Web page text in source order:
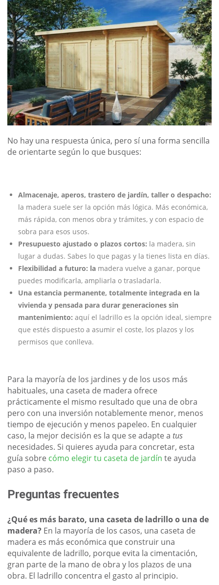
No hay una respuesta única, pero sí una forma sencilla
de orientarte según lo que busques:
Almacenaje, aperos, trastero de jardín, taller o despacho:
la madera suele ser la opción más lógica. Más económica,
más rápida, con menos obra y trámites, y con espacio de
sobra para esos usos.
Presupuesto ajustado o plazos cortos: la madera, sin
lugar a dudas. Sabes lo que pagas y la tienes lista en días.
Flexibilidad a futuro: la madera vuelve a ganar, porque
puedes modificarla, ampliarla o trasladarla.
Una estancia permanente, totalmente integrada en la
vivienda y pensada para durar generaciones sin
mantenimiento: aquí el ladrillo es la opción ideal, siempre
que estés dispuesto a asumir el coste, los plazos y los
permisos que conlleva.
Para la mayoría de los jardines y de los usos más
habituales, una caseta de madera ofrece
prácticamente el mismo resultado que una de obra
pero con una inversión notablemente menor, menos
tiempo de ejecución y menos papeleo. En cualquier
caso, la mejor decisión es la que se adapte a tus
necesidades. Si quieres ayuda para concretar, esta
guía sobre cómo elegir tu caseta de jardín te ayuda
paso a paso.
Preguntas frecuentes
¿Qué es más barato, una caseta de ladrillo o una de
madera? En la mayoría de los casos, una caseta de
madera es más económica que construir una
equivalente de ladrillo, porque evita la cimentación,
gran parte de la mano de obra y los plazos de una
obra. El ladrillo concentra el gasto al principio.